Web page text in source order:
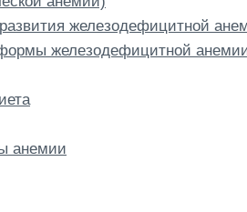
железодефицитной
железодефицитной
анемии